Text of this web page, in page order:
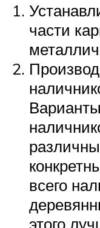
части
всего
этого